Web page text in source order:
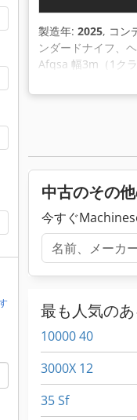
製造年: 2025, コン
ンダードナイフ、
Afqsa 幅3m（1ク
イフは固定位置に
で事前に選択し、
す。 サンディン
行うことができま
きます。 特殊セラ
中古のその
今すぐ
最も人気の
10000 40
3000X 12
35 Sf